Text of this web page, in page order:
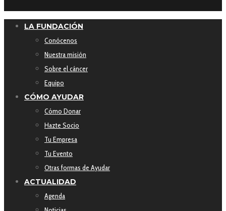
LA FUNDACIÓN
Conócenos
Nuestra misión
Sobre el cáncer
Equipo
CÓMO AYUDAR
Cómo Donar
Hazte Socio
Tu Empresa
Tu Evento
Otras formas de Ayudar
ACTUALIDAD
Agenda